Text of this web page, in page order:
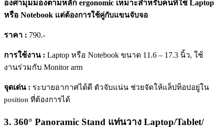
องศามุมมองตามหลัก ergonomic เหมาะสำหรับคนที่ใช้ Laptop
หรือ Notebook แต่ต้องการใช้คู่กับแขนจับจอ
ราคา : 790.-
การใช้งาน : Laptop หรือ Notebook ขนาด 11.6 – 17.3 นิ้ว, ใช้
งานร่วมกับ Monitor arm
จุดเด่น : ระบายอากาศได้ดี ตัวจับแน่น ช่วยจัดให้แล็ปท็อปอยู่ใน
position ที่ต้องการได้
3. 360° Panoramic Stand แท่นวาง Laptop/Tablet/